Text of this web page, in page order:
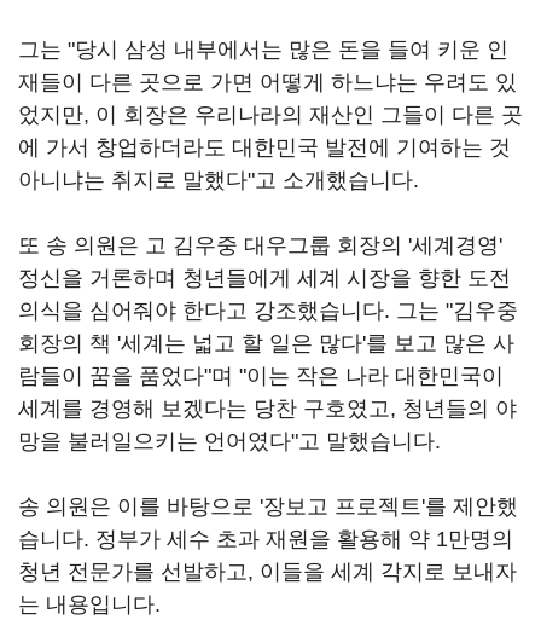
그는 "당시 삼성 내부에서는 많은 돈을 들여 키운 인
재들이 다른 곳으로 가면 어떻게 하느냐는 우려도 있
었지만, 이 회장은 우리나라의 재산인 그들이 다른 곳
에 가서 창업하더라도 대한민국 발전에 기여하는 것
아니냐는 취지로 말했다"고 소개했습니다.
또 송 의원은 고 김우중 대우그룹 회장의 '세계경영'
정신을 거론하며 청년들에게 세계 시장을 향한 도전
의식을 심어줘야 한다고 강조했습니다. 그는 "김우중
회장의 책 '세계는 넓고 할 일은 많다'를 보고 많은 사
람들이 꿈을 품었다"며 "이는 작은 나라 대한민국이
세계를 경영해 보겠다는 당찬 구호였고, 청년들의 야
망을 불러일으키는 언어였다"고 말했습니다.
송 의원은 이를 바탕으로 '장보고 프로젝트'를 제안했
습니다. 정부가 세수 초과 재원을 활용해 약 1만명의
청년 전문가를 선발하고, 이들을 세계 각지로 보내자
는 내용입니다.